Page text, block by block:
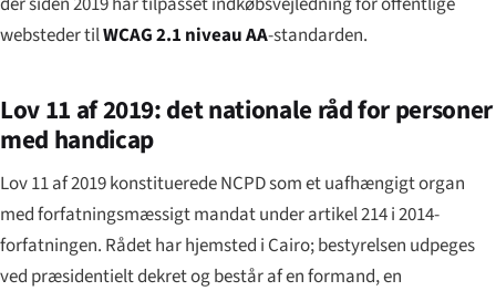
websteder tilWCAG 2.1 niveau AA-standarden.
Lov 11 af 2019: det nationale råd for personer
med handicap
Lov 11 af 2019 konstituerede NCPD som et uafhængigt organ
med forfatningsmæssigt mandat under artikel 214 i 2014-
forfatningen. Rådet har hjemsted i Cairo; bestyrelsen udpeges
ved præsidentielt dekret og består af en formand, en